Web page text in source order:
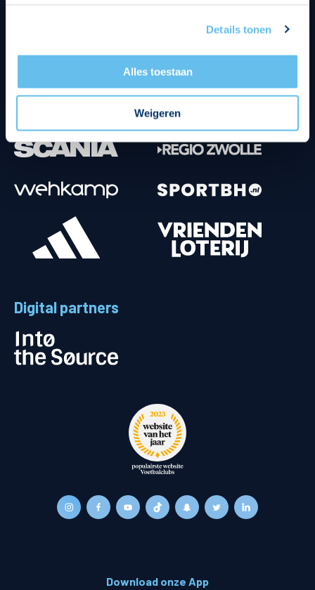
Details tonen
Alles toestaan
Weigeren
Digital partners
Download onze App